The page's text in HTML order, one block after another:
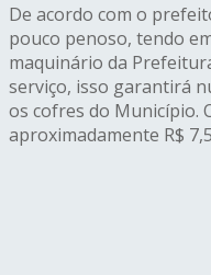
De acordo com o
pouco penoso, tendo
maquinário da
serviço, isso garantirá
os cofres do Município.
aproximadamente R$